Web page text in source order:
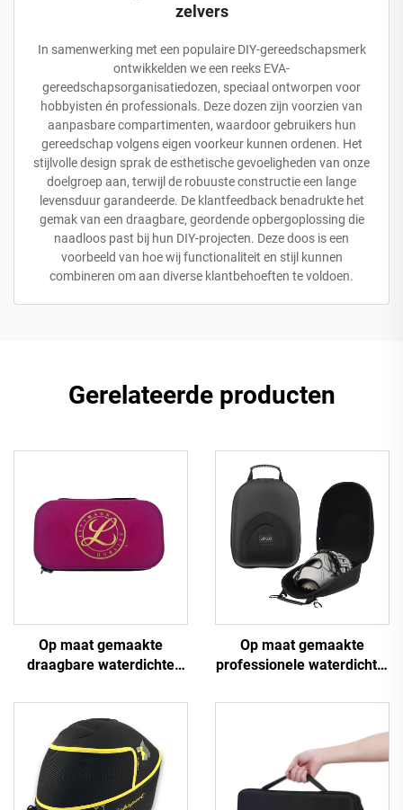
zelvers
In samenwerking met een populaire DIY-gereedschapsmerk
ontwikkelden we een reeks EVA-
gereedschapsorganisatiedozen, speciaal ontworpen voor
hobbyisten én professionals. Deze dozen zijn voorzien van
aanpasbare compartimenten, waardoor gebruikers hun
gereedschap volgens eigen voorkeur kunnen ordenen. Het
stijlvolle design sprak de esthetische gevoeligheden van onze
doelgroep aan, terwijl de robuuste constructie een lange
levensduur garandeerde. De klantfeedback benadrukte het
gemak van een draagbare, geordende opbergoplossing die
naadloos past bij hun DIY-projecten. Deze doos is een
voorbeeld van hoe wij functionaliteit en stijl kunnen
combineren om aan diverse klantbehoeften te voldoen.
Gerelateerde producten
Op maat gemaakte
draagbare waterdichte
eenvoudige rits voor
verpleegkundigen-
stethoscopen, geschikt
voor 3M Littmann
Op maat gemaakte
professionele waterdichte,
harde koffer met
baseballhandschoenen,
beschermd opberg- en
draagzak voor onderweg